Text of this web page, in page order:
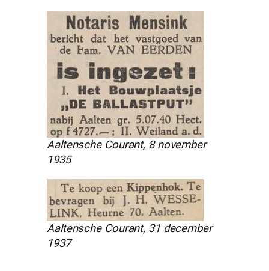
Aaltensche Courant, 8 november
1935
Aaltensche Courant, 31 december
1937